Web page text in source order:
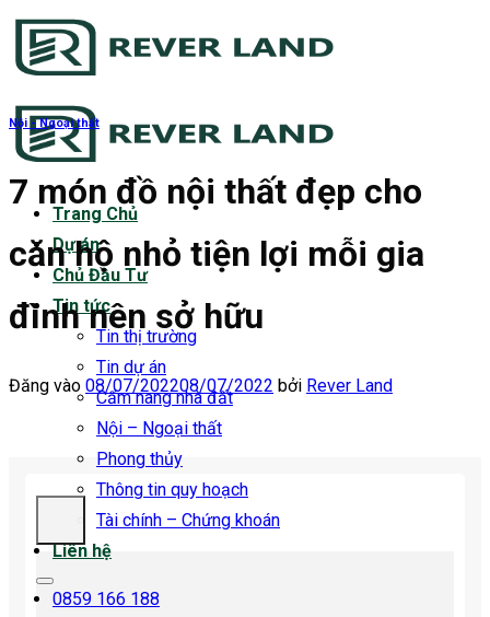
Bỏ
qua
dung
Trang Chủ
Dự án
Chủ Đầu Tư
Tin tức
Tin thị trường
Tin dự án
Cẩm nang nhà đất
Nội – Ngoại thất
Phong thủy
Thông tin quy hoạch
Tài chính – Chứng khoán
Liên hệ
0859 166 188
Nội - Ngoại thất
7 món đồ nội thất đẹp cho
căn hộ nhỏ tiện lợi mỗi gia
đình nên sở hữu
Đăng vào 08/07/202208/07/2022 bởi Rever Land